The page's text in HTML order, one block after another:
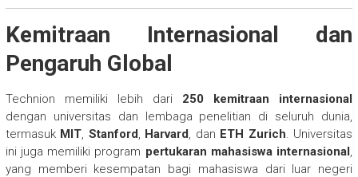
Kemitraan Internasional dan
Pengaruh Global
Technion memiliki lebih dari 250 kemitraan internasional
dengan universitas dan lembaga penelitian di seluruh dunia,
termasuk MIT, Stanford, Harvard, dan ETH Zurich. Universitas
ini juga memiliki program pertukaran mahasiswa internasional,
yang memberi kesempatan bagi mahasiswa dari luar negeri